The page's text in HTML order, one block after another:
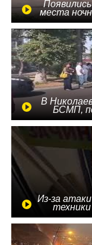
места
В
БСМП,
Из-за